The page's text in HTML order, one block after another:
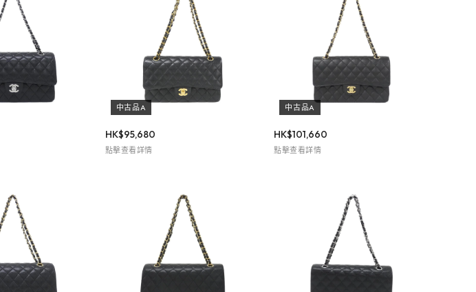
中古品A
HK$95,680
點擊查看詳情
中古品A
HK$101,660
點擊查看詳情